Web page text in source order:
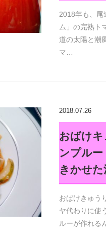
2018年も、尾
ム」の完熟ト
道の太陽と潮
マ…
2018.07.26
おばけ
ンプル
きかせた
おばけきゅう
ヤ代わりに使
ルーが作れる